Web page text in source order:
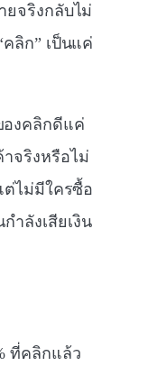
ยจริงกลับไม่
ลิก” เป็นแค่
องคลิกดีแค่
จริงหรือไม่
ต่ไม่มีใครซื้อ
ำลังเสียเงิน
ที่คลิกแล้ว